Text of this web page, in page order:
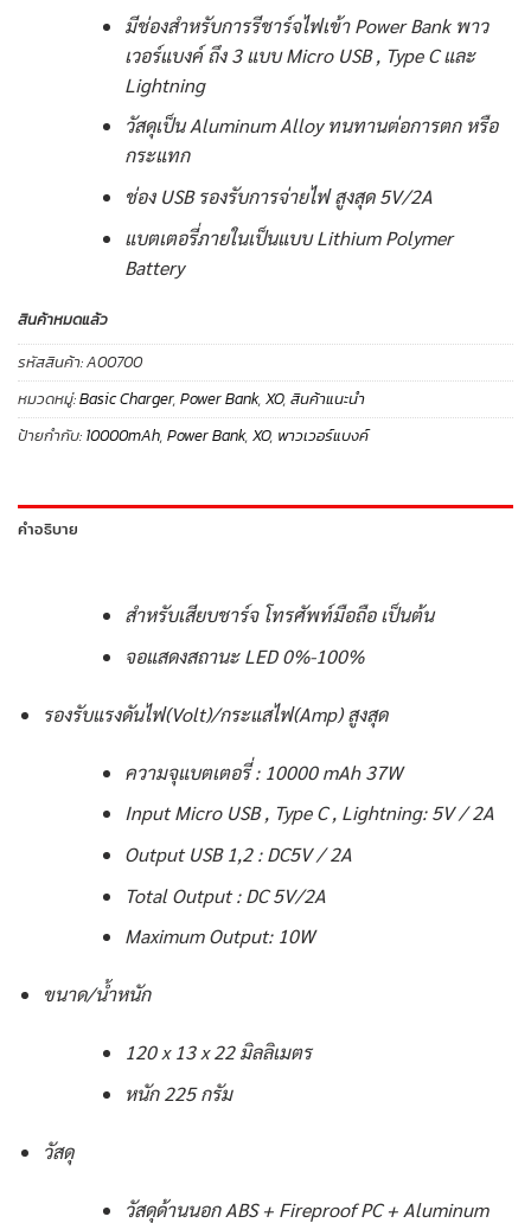
มีช่องสำหรับการรีชาร์จไฟเข้า Power Bank พาว
เวอร์แบงค์ ถึง 3 แบบ Micro USB , Type C และ
Lightning
วัสดุเป็น Aluminum Alloy ทนทานต่อการตก หรือ
กระแทก
ช่อง USB รองรับการจ่ายไฟ สูงสุด 5V/2A
แบตเตอรี่ภายในเป็นแบบ Lithium Polymer
Battery
สินค้าหมดแล้ว
รหัสสินค้า:A00700
หมวดหมู่:Basic Charger, Power Bank, XO, สินค้าแนะนำ
ป้ายกำกับ: 10000mAh, Power Bank, XO, พาวเวอร์แบงค์
คำอธิบาย
สำหรับเสียบชาร์จ โทรศัพท์มือถือ เป็นต้น
จอแสดงสถานะ LED 0%-100%
รองรับแรงดันไฟ(Volt)/กระแสไฟ(Amp) สูงสุด
ความจุแบตเตอรี่ : 10000 mAh 37W
Input Micro USB , Type C , Lightning: 5V / 2A
Output USB 1,2 : DC5V / 2A
Total Output : DC 5V/2A
Maximum Output: 10W
ขนาด/น้ำหนัก
120 x 13 x 22 มิลลิเมตร
หนัก 225 กรัม
วัสดุ
วัสดุด้านนอก ABS + Fireproof PC + Aluminum